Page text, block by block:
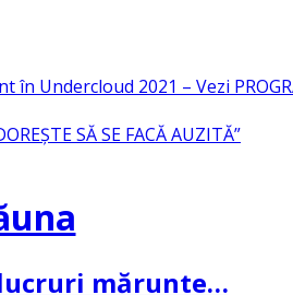
Undercloud 2021 – Vezi
SĂ SE FACĂ AUZITĂ”
mărunte…